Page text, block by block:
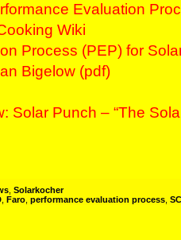
Evaluation
Wiki
Process (PEP) for
Bigelow (pdf)
Solar Punch – “The
Solarkocher
Faro performance evaluation process